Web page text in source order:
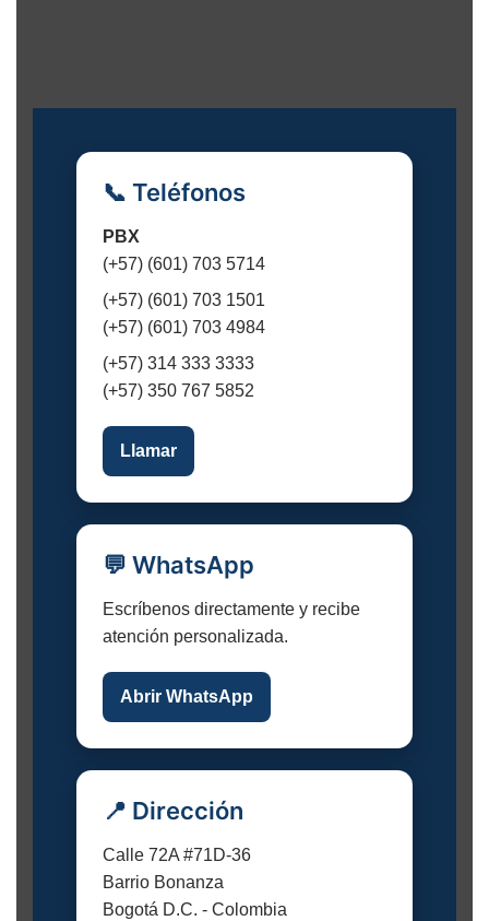
📞 Teléfonos
PBX
(+57) (601) 703 5714
(+57) (601) 703 1501
(+57) (601) 703 4984
(+57) 314 333 3333
(+57) 350 767 5852
Llamar
💬 WhatsApp
Escríbenos directamente y recibe
atención personalizada.
Abrir WhatsApp
📍 Dirección
Calle 72A #71D-36
Barrio Bonanza
Bogotá D.C. - Colombia